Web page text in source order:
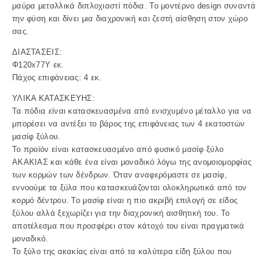
μαύρα μεταλλικά διπλοχιαστί πόδια. Το μοντέρνο design συναντά
την φύση και δίνει μια διαχρονική και ζεστή αίσθηση στον χώρο
σας.
ΔΙΑΣΤΑΣΕΙΣ:
Φ120x77Y εκ.
Πάχος επιφάνειας: 4 εκ.
ΥΛΙΚΑ ΚΑΤΑΣΚΕΥΗΣ:
Τα πόδια είναι κατασκευασμένα από ενισχυμένο μέταλλο για να
μπορέσει να αντέξει το βάρος της επιφάνειας των 4 εκατοστών
μασίφ ξύλου.
Το προϊόν είναι κατασκευασμένο από φυσικό μασίφ ξύλο
ΑΚΑΚΙΑΣ και κάθε ένα είναι μοναδικό λόγω της ανομοιομορφίας
των κορμών των δένδρων. Όταν αναφερόμαστε σε μασίφ,
εννοούμε τα ξύλα που κατασκευάζονται ολοκληρωτικά από τον
κορμό δέντρου. Το μασίφ είναι η πιο ακριβή επιλογή σε είδος
ξύλου αλλά ξεχωρίζει για την διαχρονική αισθητική του. Το
αποτέλεσμα που προσφέρει στον κάτοχό του είναι πραγματικά
μοναδικό.
Το ξύλο της ακακίας είναι από τα καλύτερα είδη ξύλου που